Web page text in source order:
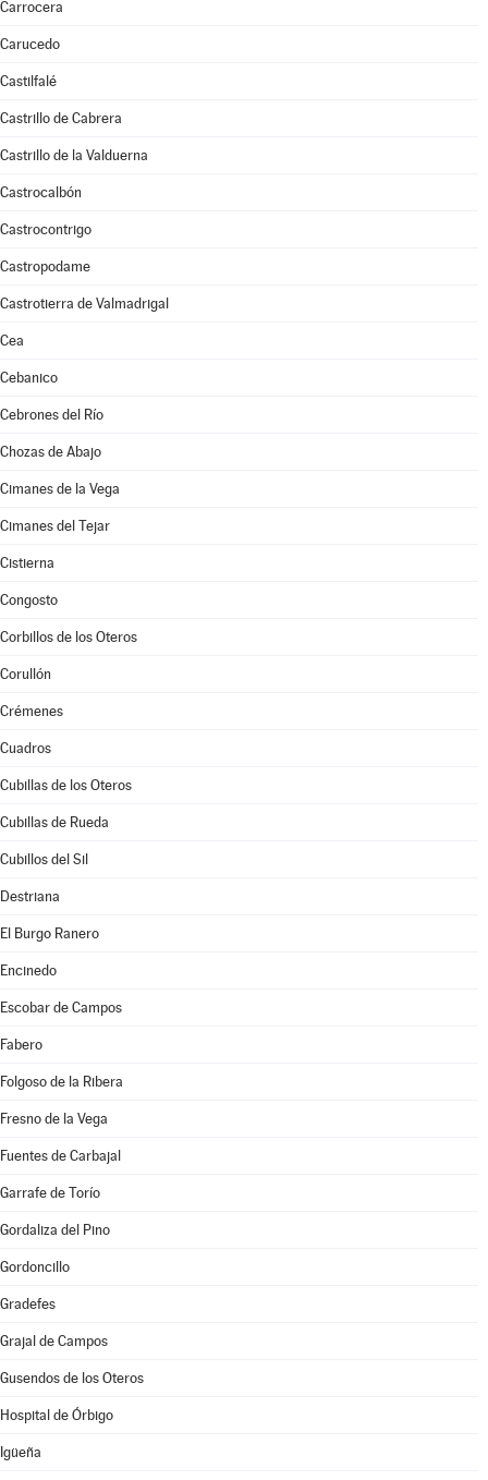
Carrocera
Carucedo
Castilfalé
Castrillo de Cabrera
Castrillo de la Valduerna
Castrocalbón
Castrocontrigo
Castropodame
Castrotierra de Valmadrigal
Cea
Cebanico
Cebrones del Río
Chozas de Abajo
Cimanes de la Vega
Cimanes del Tejar
Cistierna
Congosto
Corbillos de los Oteros
Corullón
Crémenes
Cuadros
Cubillas de los Oteros
Cubillas de Rueda
Cubillos del Sil
Destriana
El Burgo Ranero
Encinedo
Escobar de Campos
Fabero
Folgoso de la Ribera
Fresno de la Vega
Fuentes de Carbajal
Garrafe de Torío
Gordaliza del Pino
Gordoncillo
Gradefes
Grajal de Campos
Gusendos de los Oteros
Hospital de Órbigo
Igüeña